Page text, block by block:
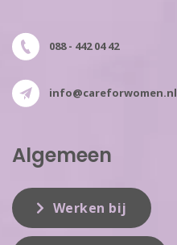
088 - 442 04 42
info@careforwomen.nl
Algemeen
Werken bij